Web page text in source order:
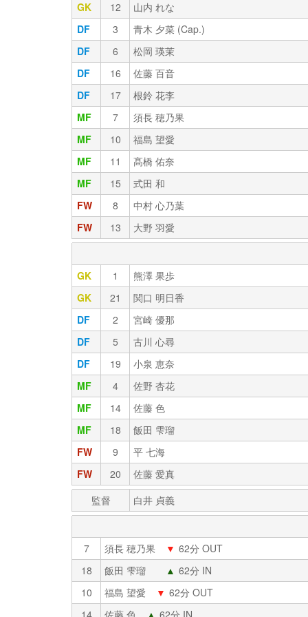
GK 12
山内 れな
DF
3
青木 夕菜 (Cap.)
DF
6
松岡 瑛茉
DF
16
佐藤 百音
DF
17
根鈴 花李
MF
7
須長 穂乃果
MF
10
福島 望愛
MF
11
髙橋 佑奈
MF
15
式田 和
FW
8
中村 心乃葉
FW
13 大野 羽愛
GK 1
熊澤 果歩
GK
21
関口 明日香
DF
2
宮崎 優那
DF
5
古川 心尋
DF
19
小泉 恵奈
MF
4
佐野 杏花
MF
14
佐藤 色
MF
18
飯田 雫瑠
FW
9
平 七海
FW
20
佐藤 愛真
監督
白井 貞義
7 須長 穂乃果 ▼ 62分 OUT
18
飯田 雫瑠 ▲ 62分 IN
10
福島 望愛 ▼ 62分 OUT
14
佐藤 色 ▲ 62分 IN